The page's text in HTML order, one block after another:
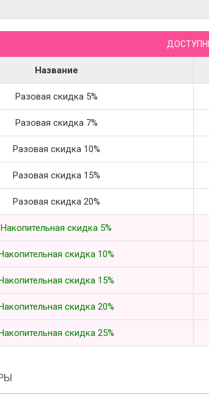
Название
Разовая скидка 5%
Разовая скидка 7%
Разовая скидка 10%
Разовая скидка 15%
Разовая скидка 20%
Накопительная скидка 5%
скидка 10%
скидка 15%
скидка 20%
скидка 25%